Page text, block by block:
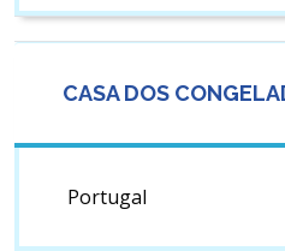
CASA DOS
Portugal